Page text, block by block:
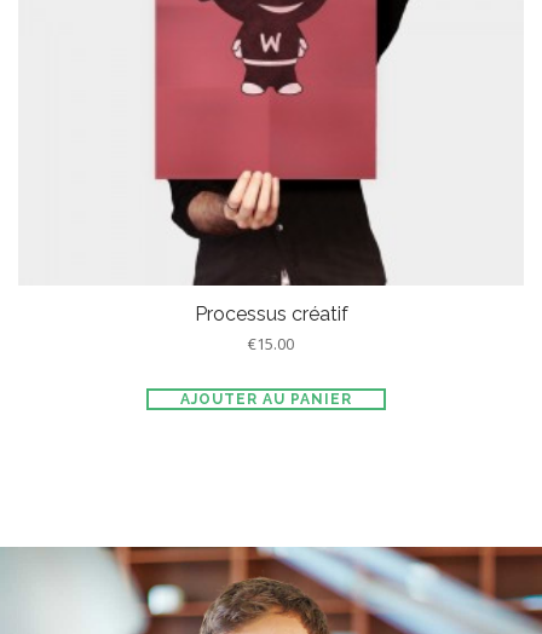
Processus créatif
€15.00
AJOUTER AU PANIER